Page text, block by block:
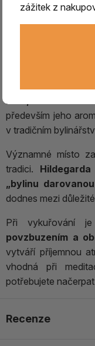
GALGÁN -
Galgán – kořen
je
Asie, Tichomoří a
především jeho
v tradičním
Významné místo
tradici.
„bylinu
dodnes mezi
Při vykuřování
povzbuzením a
vytváří příjemnou
vhodná při
potřebujete
Recenze
zážitek z